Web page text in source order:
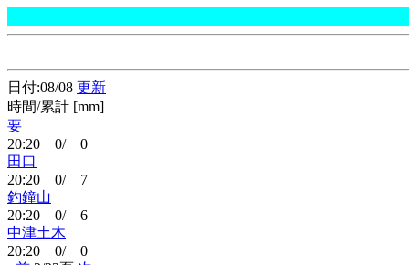
日付:08/08 更新
時間/累計 [mm]
要
20:20 0/ 0
田口
20:20 0/ 7
釣鐘山
20:20 0/ 6
中津土木
20:20 0/ 0